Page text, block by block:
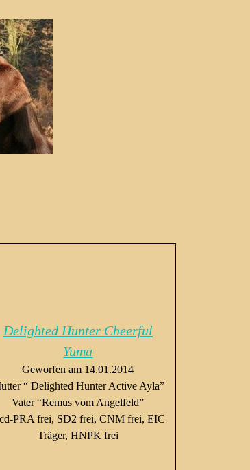
Delighted Hunter Cheerful
Yuma
Geworfen am 14.01.2014
“ Delighted Hunter Active Ayla”
Vater “Remus vom Angelfeld”
PRA frei, SD2 frei, CNM frei, EIC
Träger, HNPK frei